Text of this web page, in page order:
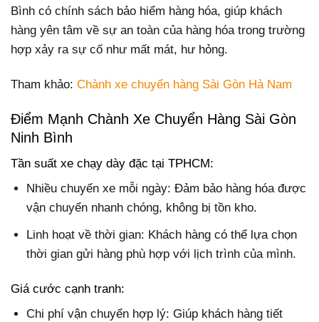
Bình có chính sách bảo hiểm hàng hóa, giúp khách
hàng yên tâm về sự an toàn của hàng hóa trong trường
hợp xảy ra sự cố như mất mát, hư hỏng.
Tham khảo: Chành xe chuyển hàng Sài Gòn Hà Nam
Điểm Mạnh Chành Xe Chuyển Hàng Sài Gòn
Ninh Bình
Tần suất xe chạy dày đặc tại TPHCM:
Nhiều chuyến xe mỗi ngày: Đảm bảo hàng hóa được
vận chuyển nhanh chóng, không bị tồn kho.
Linh hoạt về thời gian: Khách hàng có thể lựa chọn
thời gian gửi hàng phù hợp với lịch trình của mình.
Giá cước cạnh tranh:
Chi phí vận chuyển hợp lý: Giúp khách hàng tiết